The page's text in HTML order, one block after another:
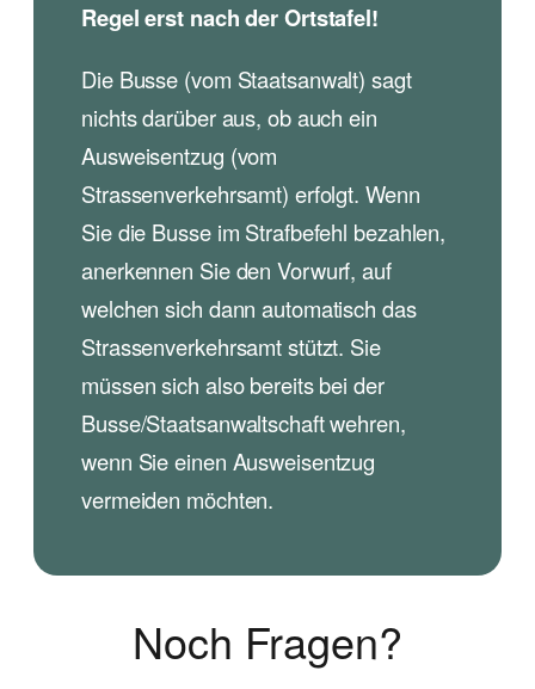
Regel erst nach der Ortstafel!
Die Busse (vom Staatsanwalt) sagt
nichts darüber aus, ob auch ein
Ausweisentzug (vom
Strassenverkehrsamt) erfolgt. Wenn
Sie die Busse im Strafbefehl bezahlen,
anerkennen Sie den Vorwurf, auf
welchen sich dann automatisch das
Strassenverkehrsamt stützt. Sie
müssen sich also bereits bei der
Busse/Staatsanwaltschaft wehren,
wenn Sie einen Ausweisentzug
vermeiden möchten.
Noch Fragen?